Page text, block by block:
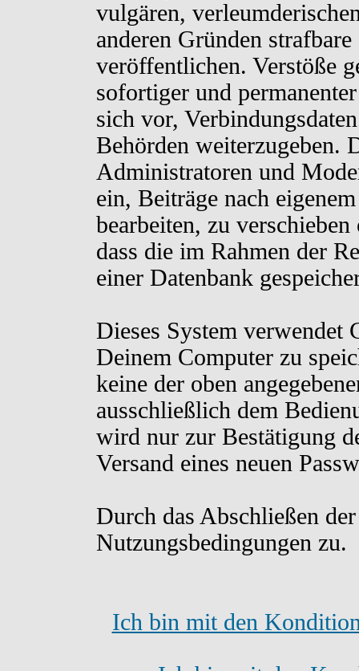
vulgären,
anderen Gründen
veröffentlichen. Verstöße
sofortiger und
sich vor,
Behörden weiterzugeben.
Administratoren und
ein, Beiträge nach
bearbeiten, zu
dass die im Rahmen der
einer Datenbank
Dieses System verwendet
Deinem Computer zu
keine der oben
ausschließlich dem
wird nur zur Bestätigung
Versand eines neuen
Durch das Abschließen
Nutzungsbedingungen zu.
Ich bin mit den